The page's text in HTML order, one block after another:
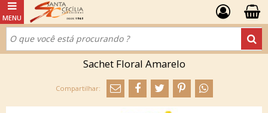
Sachet Floral Amarelo